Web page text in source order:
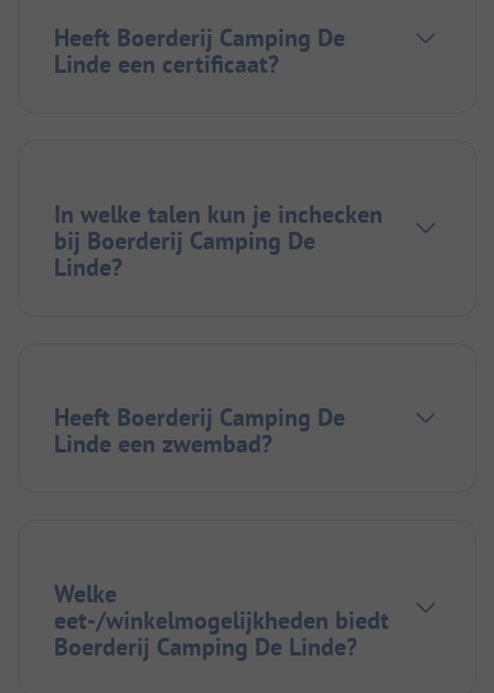
Heeft Boerderij Camping De
Linde een certificaat?
In welke talen kun je inchecken
bij Boerderij Camping De
Linde?
Heeft Boerderij Camping De
Linde een zwembad?
Welke
eet-/winkelmogelijkheden biedt
Boerderij Camping De Linde?